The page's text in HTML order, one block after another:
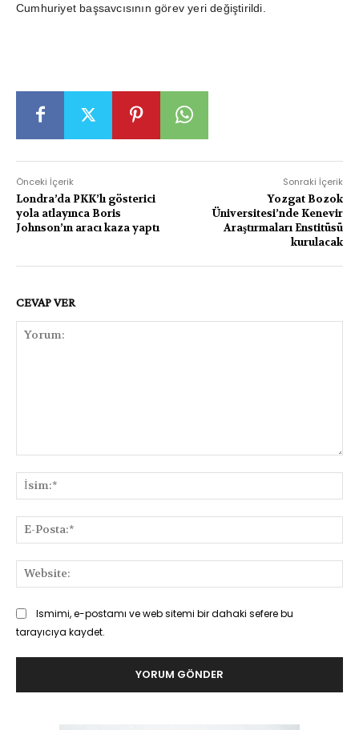
Cumhuriyet başsavcısının görev yeri değiştirildi.
Önceki İçerik
Londra’da PKK’lı gösterici
yola atlayınca Boris
Johnson’ın aracı kaza yaptı
Sonraki İçerik
Yozgat Bozok
Üniversitesi’nde Kenevir
Araştırmaları Enstitüsü
kurulacak
CEVAP VER
Ismimi, e-postamı ve web sitemi bir dahaki sefere bu
tarayıcıya kaydet.